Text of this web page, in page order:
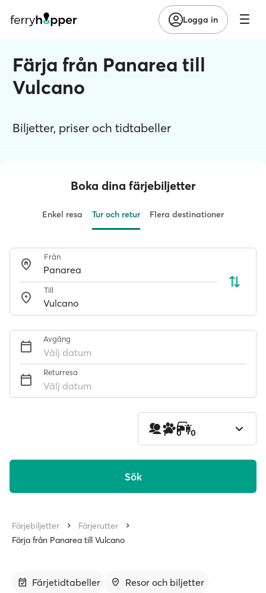
Logga in
Färja från Panarea till
Vulcano
Biljetter, priser och tidtabeller
Boka dina färjebiljetter
Enkel resa Tur och retur Flera destinationer
Från
Till
Avgång
Välj datum
Returresa
Välj datum
1 0 0
Sök
Färjebiljetter
Färjerutter
Färja från Panarea till Vulcano
Färjetidtabeller
Resor och biljetter